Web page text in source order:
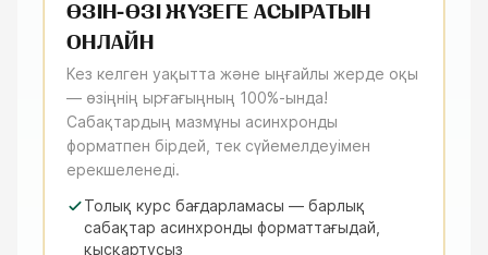
ӨЗІН-ӨЗІ ЖҮЗЕГЕ АСЫРАТЫН
ОНЛАЙН
Кез келген уақытта және ыңғайлы жерде оқы
— өзіңнің ырғағыңның 100%-ында!
Сабақтардың мазмұны асинхронды
форматпен бірдей, тек сүйемелдеуімен
ерекшеленеді.
Толық курс бағдарламасы — барлық
сабақтар асинхронды форматтағыдай,
қысқартусыз